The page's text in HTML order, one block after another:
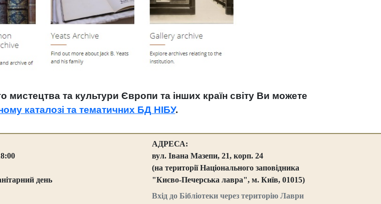
мистецтвата культури Європи та інших країн світу Ви можете
каталозі та тематичних БД НІБУ.
день
АДРЕСА:
вул. Івана Мазепи, 21, корп. 24
(на території Національного заповідника
"Києво-Печерська лавра", м. Київ, 01015)
Вхід до Бібліотеки через територію Лаври